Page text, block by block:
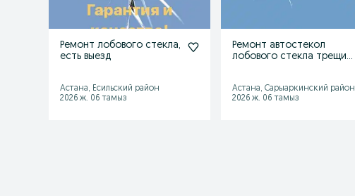
Ремонт лобового стекла,
есть выезд
Астана, Есильский район
2026 ж. 06 тамыз
Ремонт автостекол
лобового стекла трещин
Астана, Сарыаркинский район
2026 ж. 06 тамыз